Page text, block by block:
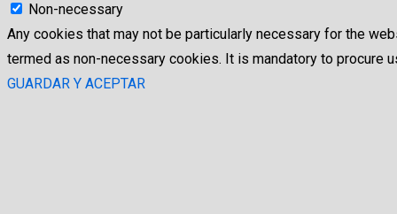
Non-necessary
Any cookies that may not be particularly necessary for the
termed as non-necessary cookies. It is mandatory to procure
GUARDAR Y ACEPTAR